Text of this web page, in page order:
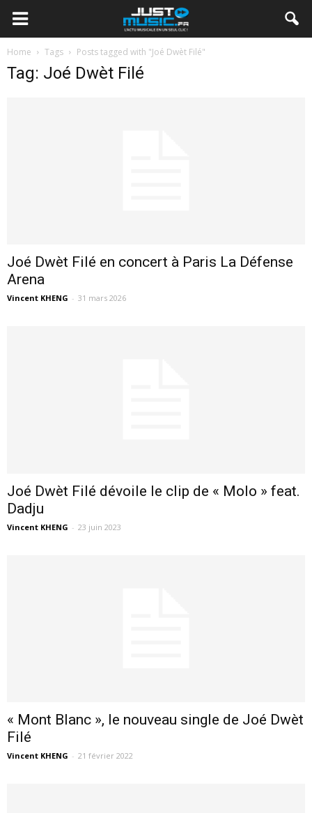
Home Tags Posts tagged with "Joé Dwèt Filé"
Tag: Joé Dwèt Filé
Joé Dwèt Filé en concert à Paris La Défense
Arena
Vincent KHENG - 31 mars 2026
Joé Dwèt Filé dévoile le clip de « Molo » feat.
Dadju
Vincent KHENG - 23 juin 2023
« Mont Blanc », le nouveau single de Joé Dwèt
Filé
Vincent KHENG - 21 février 2022